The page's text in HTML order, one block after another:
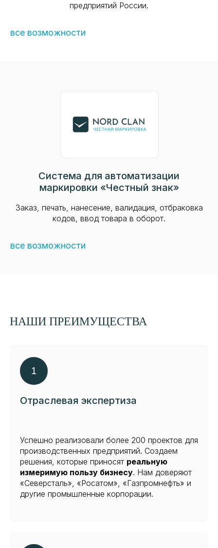
предприятий России.
все возможности
Система для автоматизации
маркировки «Честный знак»
Заказ, печать, нанесение, валидация, отбраковка
кодов, ввод товара в оборот.
все возможности
НАШИ ПРЕИМУЩЕСТВА
Отраслевая экспертиза
Успешно реализовали более 200 проектов для
производственных предприятий. Создаем
решения, которые приносят реальную
измеримую пользу бизнесу. Нам доверяют
«Северсталь», «Росатом», «Газпромнефть» и
другие промышленные корпорации.